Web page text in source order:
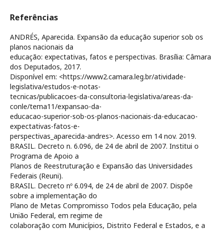
Referências
ANDRÉS, Aparecida. Expansão da educação superior sob os
planos nacionais da
educação: expectativas, fatos e perspectivas. Brasília: Câmara
dos Deputados, 2017.
Disponível em: <https://www2.camara.leg.br/atividade-
legislativa/estudos-e-notas-
tecnicas/publicacoes-da-consultoria-legislativa/areas-da-
conle/tema11/expansao-da-
educacao-superior-sob-os-planos-nacionais-da-educacao-
expectativas-fatos-e-
perspectivas_aparecida-andres>. Acesso em 14 nov. 2019.
BRASIL. Decreto n. 6.096, de 24 de abril de 2007. Institui o
Programa de Apoio a
Planos de Reestruturação e Expansão das Universidades
Federais (Reuni).
BRASIL. Decreto nº 6.094, de 24 de abril de 2007. Dispõe
sobre a implementação do
Plano de Metas Compromisso Todos pela Educação, pela
União Federal, em regime de
colaboração com Municípios, Distrito Federal e Estados, e a